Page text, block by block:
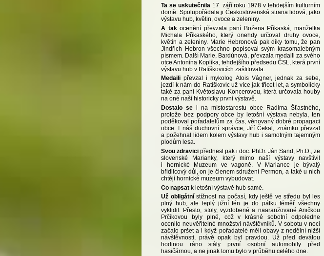
Ta se uskutečnila 17. září roku 1978 v tehdejším kulturním
domě. Spolupořádala ji Československá strana lidová, jako
výstavu hub, květin, ovoce a zeleniny.
A takocenění převzala paní Božena Příkaská, manželka
Michala Příkaského, který onehdy určoval druhy ovoce,
květin a zeleniny. Marie Hebronová pak díky tomu, že pan
Jindřich Hebron všechno popisoval svým krasomalebným
písmem. Další Marie, Bardúnová, převzala medaili za svého
otce Antonína Koplíka, tehdejšího předsedu ČSL, která první
výstavu hub v Ratíškovicích zaštitovala.
Medaili převzal i mykolog Alois Vágner, jednak za sebe,
jezdí k nám do Ratíškovic už více jak třicet let, a symbolicky
také za paní Květoslavu Koncerovou, která určovala houby
na oné naší historicky první výstavě.
Dostalo se i na místostarostu obce Radima Šťastného,
protože bez podpory obce by letošní výstava nebyla, ten
poděkoval pořadatelům za čas, věnovaný dobré propagaci
obce. I náš duchovní správce, Jiří Čekal, známku převzal
a požehnal lidem kolem výstavy hub i samotným tajemným
plodům lesa.
Svou zdravici přednesl pak i doc. PhDr. Ján Sand, Ph.D., ze
slovenské Marianky, který mimo naší výstavy navštívil
i hornické Muzeum ve vagoně. V Mariance je bývalý
břidlicový důl, on je členem sdružení Permon, a také u nich
chtějí hornické muzeum vybudovat.
Co napsat k letošní výstavě hub samé.
Už obligátnístížnost na počasí, kdy ještě ve středu byl les
plný hub, ale teplý jižní fén je do pátku téměř všechny
vyklidil. Přesto, stoly, vyzdobené a naaranžované Aničkou
Prčíkovou byly plné, což v krásné sobotní odpoledne
ocenilo neuvěřitelné množství návštěvníků. V sobotu v noci
začalo pršet a i když pořadatelé měli obavy z nedělní nižší
návštěvnosti, právě opak byl pravdou. Už před devátou
hodinou ráno stály první osobní automobily před
hasičárnou, a ne jinak tomu bylo v průběhu celého dne.